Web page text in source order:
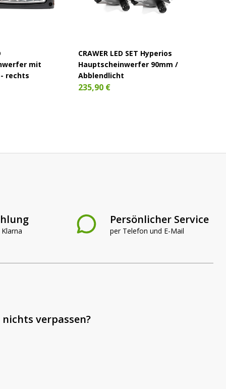
mit
rechts
CRAWER LED SET Hyperios
Hauptscheinwerfer 90mm /
Abblendlicht
235,90 €
Persönlicher Service
per Telefon und E-Mail
verpassen?